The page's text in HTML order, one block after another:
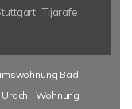
Tijarafe
Bad
Wohnung